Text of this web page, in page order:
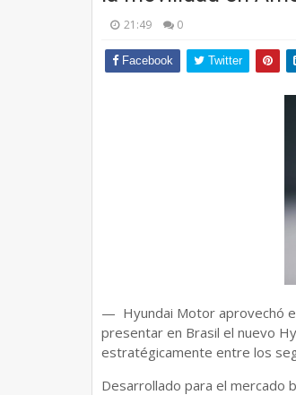
21:49 0
Facebook Twitter
— Hyundai Motor aprovechó
presentar en Brasil el nuevo
estratégicamente entre los
Desarrollado para el mercado